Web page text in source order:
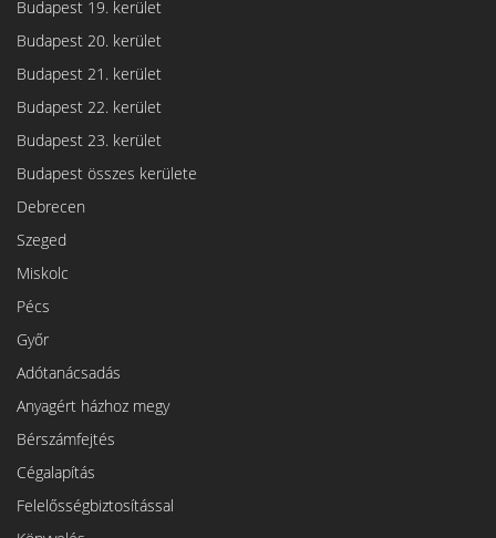
Budapest 19. kerület
Budapest 20. kerület
Budapest 21. kerület
Budapest 22. kerület
Budapest 23. kerület
Budapest összes kerülete
Debrecen
Szeged
Miskolc
Pécs
Győr
Adótanácsadás
Anyagért házhoz megy
Bérszámfejtés
Cégalapítás
Felelősségbiztosítással